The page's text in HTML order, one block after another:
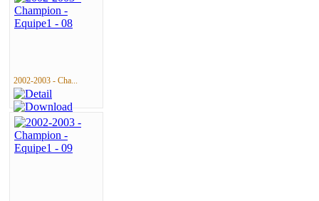
2002-2003 - Cha...